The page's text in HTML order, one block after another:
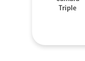
Triple